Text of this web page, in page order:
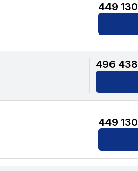
449 130
496 438
449 130